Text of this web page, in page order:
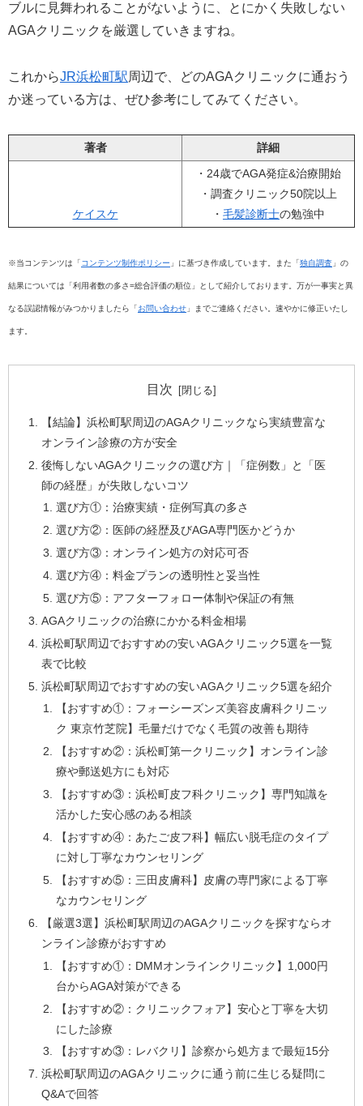
ブルに見舞われることがないように、とにかく失敗しない
AGAクリニックを厳選していきますね。
これからJR浜松町駅周辺で、どのAGAクリニックに通おう
か迷っている方は、ぜひ参考にしてみてください。
著者 詳細
ケイスケ
・24歳でAGA発症&治療開始
・調査クリニック50院以上
・ 毛髪診断士の勉強中
※当コンテンツは「 コンテンツ制作ポリシー 」に基づき作成しています。また「 独自調査 」の
結果については「利用者数の多さ=総合評価の順位」として紹介しております。万が一事実と異
なる誤認情報がみつかりましたら「 お問い合わせ 」までご連絡ください。速やかに修正いたし
ます。
目次
【結論】浜松町駅周辺のAGAクリニックなら実績豊富な
オンライン診療の方が安全
後悔しないAGAクリニックの選び方｜「症例数」と「医
師の経歴」が失敗しないコツ
選び方①：治療実績・症例写真の多さ
選び方②：医師の経歴及びAGA専門医かどうか
選び方③：オンライン処方の対応可否
選び方④：料金プランの透明性と妥当性
選び方⑤：アフターフォロー体制や保証の有無
AGAクリニックの治療にかかる料金相場
浜松町駅周辺でおすすめの安いAGAクリニック5選を一覧
表で比較
浜松町駅周辺でおすすめの安いAGAクリニック5選を紹介
【おすすめ①：フォーシーズンズ美容皮膚科クリニッ
ク 東京竹芝院】毛量だけでなく毛質の改善も期待
【おすすめ②：浜松町第一クリニック】オンライン診
療や郵送処方にも対応
【おすすめ③：浜松町皮フ科クリニック】専門知識を
活かした安心感のある相談
【おすすめ④：あたご皮フ科】幅広い脱毛症のタイプ
に対し丁寧なカウンセリング
【おすすめ⑤：三田皮膚科】皮膚の専門家による丁寧
なカウンセリング
【厳選3選】浜松町駅周辺のAGAクリニックを探すならオ
ンライン診療がおすすめ
【おすすめ①：DMMオンラインクリニック】1,000円
台からAGA対策ができる
【おすすめ②：クリニックフォア】安心と丁寧を大切
にした診療
【おすすめ③：レバクリ】診察から処方まで最短15分
浜松町駅周辺のAGAクリニックに通う前に生じる疑問に
Q&Aで回答